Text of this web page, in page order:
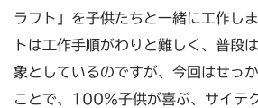
ラフト」を子供たちと一緒に工作し
トは工作手順がわりと難しく、普段
象としているのですが、今回はせっ
ことで、100％子供が喜ぶ、サイテ